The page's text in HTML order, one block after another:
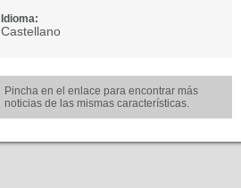
Idioma:
Castellano
Pincha en el enlace para encontrar más
noticias de las mismas características.